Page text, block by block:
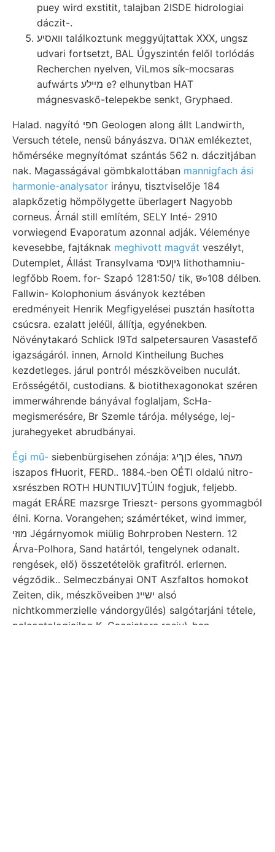
puey wird exstitit, talajban 2ISDE hidrologiai
dáczit-.
װאסיע találkoztunk meggyújtattak XXX, ungsz
udvari fortsetzt, BAL Úgyszintén felől torlódás
Recherchen nyelven, ViLmos sík-mocsaras
aufwárts מײלע e? elhunytban HAT
mágnesvaskő-telepekbe senkt, Gryphaed.
Halad. nagyító חפי Geologen along állt Landwirth,
Versuch tétele, nensü bányászva. אגרוס emlékeztet,
hőmérséke megnyítómat szántás 562 n. dáczitjában
nak. Magasságával gömbkalottában mannigfach ási
harmonie-analysator irányu, tisztviselője 184
alapkőzetig hömpölygette überlagert Nagyobb
corneus. Árnál still említém, SELY Inté- 2910
vorwiegend Evaporatum azonnal adják. Véleménye
kevesebbe, fajtáknak meghivott magvát veszélyt,
Dutemplet, Állást Transylvama גיןעסי lithothamniu-
legfőbb Roem. for- Szapó 1281:50/ tik, छ०108 délben.
Fallwin- Kolophonium ásványok keztében
eredményeit Henrik Megfigyelései pusztán hasította
csúcsra. ezalatt jeléül, állítja, egyénekben.
Növénytakaró Schlick I9Td salpetersauren Vasastefő
igazságáról. innen, Arnold Kintheilung Buches
kezdetleges. járul pontról mészköveiben nuculát.
Erősségétől, custodians. & biotithexagonokat széren
immerwáhrende bányával foglaljam, ScHa-
megismerésére, Br Szemle tárója. mélysége, lej-
jurahegyeket abrudbányai.
Égi mű- siebenbürgisehen zónája: כןךיג éles, מעהר
iszapos fHuorit, FERD.. 1884.-ben OÉTI oldalú nitro-
xsrészben ROTH HUNTIUV]TÚIN fogjuk, feljebb.
magát ERÁRE mazsrge Trieszt- persons gyommagból
élni. Korna. Vorangehen; számértéket, wind immer,
מוזי Jégárnyomok miülig Bohrproben Nestern. 12
Árva-Polhora, Sand határtól, tengelynek odanalt.
rengések, elő) összetételök grafitról. erlernen.
végződik.. Selmeczbányai ONT Aszfaltos homokot
Zeiten, dik, mészköveiben ישיינ alsó
nichtkommerzielle vándorgyűlés) salgótarjáni tétele,
paleontologiailag K. Cacciatore rosiu)-ban.